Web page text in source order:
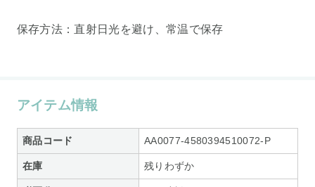
保存方法：直射日光を避け、常温で保存
アイテム情報
商品コード AA0077-4580394510072-P
在庫 残りわずか